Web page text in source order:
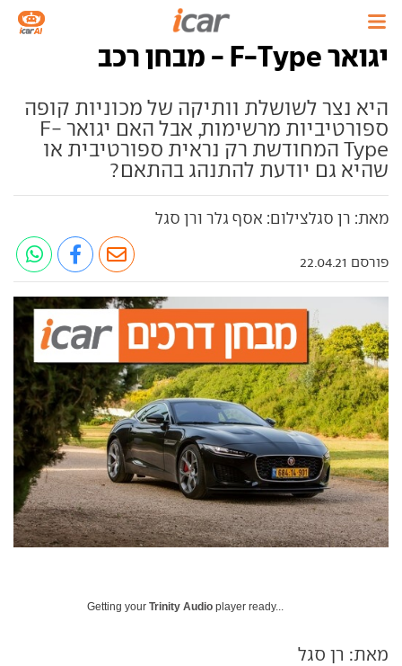
יגואר F-Type - מבחן רכב
היא נצר לשושלת וותיקה של מכוניות קופה
ספורטיביות מרשימות, אבל האם יגואר F-
Type המחודשת רק נראית ספורטיבית או
שהיא גם יודעת להתנהג בהתאם?
מאת: רן סגלצילום: אסף גלר ורן סגל
פורסם 22.04.21
Getting your Trinity Audio player ready...
מאת: רן סגל